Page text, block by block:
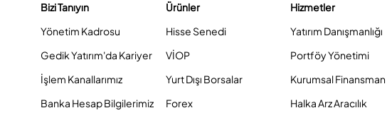
Bizi Tanıyın
Yönetim Kadrosu
Gedik Yatırım'da Kariyer
İşlem Kanallarımız
Banka Hesap Bilgilerimiz
Ürünler
Hisse Senedi
VİOP
Yurt Dışı Borsalar
Forex
Hizmetler
Yatırım Danışmanlığı
Portföy Yönetimi
Kurumsal Finansman
Halka Arz Aracılık